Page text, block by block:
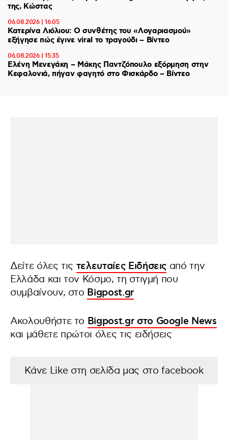
της, Κώστας
06.08.2026 | 16:05
Κατερίνα Λιόλιου: Ο συνθέτης του «Λογαριασμού»
εξήγησε πώς έγινε viral το τραγούδι – Βίντεο
06.08.2026 | 15:35
Ελένη Μενεγάκη – Μάκης Παντζόπουλο εξόρμηση στην
Κεφαλονιά, πήγαν φαγητό στο Φισκάρδο – Βίντεο
Δείτε όλες τις τελευταίες Ειδήσεις από την
Ελλάδα και τον Κόσμο, τη στιγμή που
συμβαίνουν, στο Bigpost.gr
Ακολουθήστε το Bigpost.gr στο Google News
και μάθετε πρώτοι όλες τις ειδήσεις
Κάνε Like στη σελίδα μας στο facebook